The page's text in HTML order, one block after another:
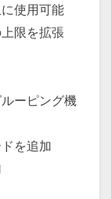
使用可能
限を拡張
ーピング機
を追加